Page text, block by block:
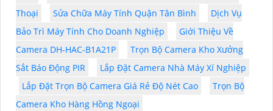
Thoại
Sửa Chữa Máy Tính Quận Tân Bình
Dịch Vụ
Bảo Trì Máy Tính Cho Doanh Nghiệp
Giới Thiệu Về
Camera DH-HAC-B1A21P
Trọn Bộ Camera Kho Xưởng
Sắt Báo Động PIR
Lắp Đặt Camera Nhà Máy Xí Nghiệp
Lắp Đặt Trọn Bộ Camera Giá Rẻ Độ Nét Cao
Trọn Bộ
Camera Kho Hàng Hồng Ngoại